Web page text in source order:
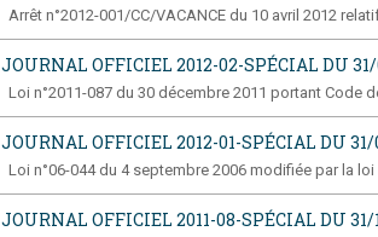
Arrêt n°2012-001/CC/VACANCE du 10 avril 2012
JOURNAL OFFICIEL 2012-02-SPÉCIAL DU 31/
Loi n°2011-087 du 30 décembre 2011 portant Code
JOURNAL OFFICIEL 2012-01-SPÉCIAL DU 31/
Loi n°06-044 du 4 septembre 2006 modifiée par la
JOURNAL OFFICIEL 2011-08-SPÉCIAL DU 31/